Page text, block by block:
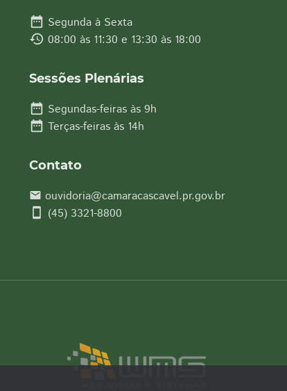
date_range Segunda à Sexta
history 08:00 às 11:30 e 13:30 às 18:00
Sessões Plenárias
date_range Segundas-feiras às 9h
date_range Terças-feiras às 14h
Contato
email ouvidoria@camaracascavel.pr.gov.br
smartphone (45) 3321-8800